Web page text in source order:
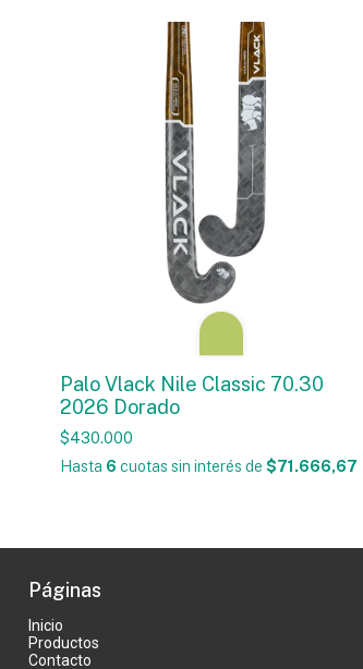
Palo Vlack Nile Classic 70.30
2026 Dorado
$430.000
Hasta 6 cuotas sin interés de $71.666,67
Páginas
Inicio
Productos
Contacto